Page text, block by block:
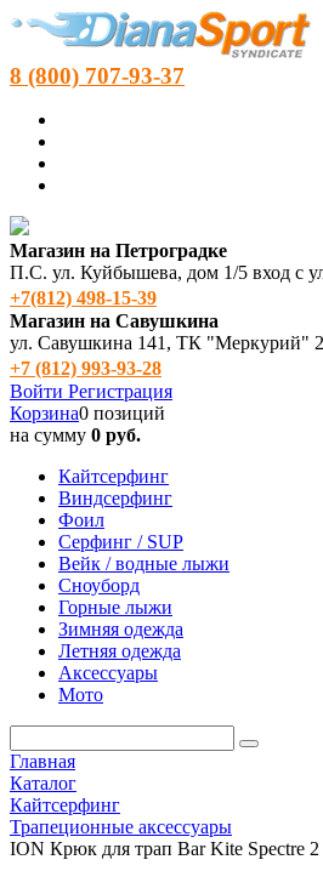
8 (800) 707-93-37
Магазин на Петроградке
П.С. ул. Куйбышева, дом 1/5 вход с
+7(812) 498‑15-39
Магазин на Савушкина
ул. Савушкина 141, ТК "Меркурий"
+7 (812) 993-93-28
Войти Регистрация
Корзина0 позиций
на сумму 0 руб.
Кайтсерфинг
Виндсерфинг
Фоил
Серфинг / SUP
Вейк / водные лыжи
Сноуборд
Горные лыжи
Зимняя одежда
Летняя одежда
Аксессуары
Мото
Главная
Каталог
Кайтсерфинг
Трапеционные аксессуары
ION Крюк для трап Bar Kite Spectre